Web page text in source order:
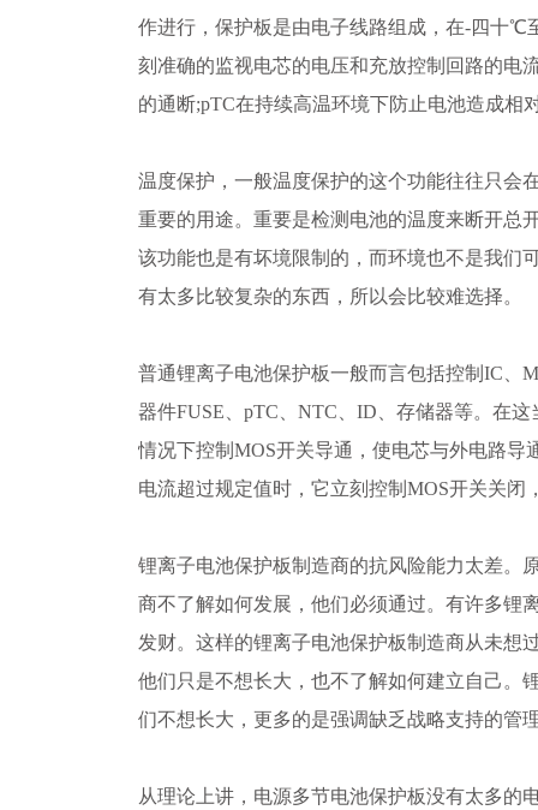
作进行，保护板是由电子线路组成，在-四十℃
刻准确的监视电芯的电压和充放控制回路的电
的通断;pTC在持续高温环境下防止电池造成相
温度保护，一般温度保护的这个功能往往只会
重要的用途。重要是检测电池的温度来断开总
该功能也是有坏境限制的，而环境也不是我们
有太多比较复杂的东西，所以会比较难选择。
普通锂离子电池保护板一般而言包括控制IC、
器件FUSE、pTC、NTC、ID、存储器等。在
情况下控制MOS开关导通，使电芯与外电路导
电流超过规定值时，它立刻控制MOS开关关闭
锂离子电池保护板制造商的抗风险能力太差。
商不了解如何发展，他们必须通过。有许多锂
发财。这样的锂离子电池保护板制造商从未想
他们只是不想长大，也不了解如何建立自己。
们不想长大，更多的是强调缺乏战略支持的管
从理论上讲，电源多节电池保护板没有太多的